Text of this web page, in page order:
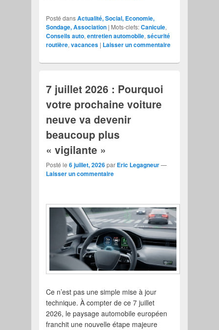
Posté dansActualité, Social, Economie,
Sondage, Association | Mots-clefs:Canicule,
Conseils auto,entretien automobile,sécurité
routière,vacances | Laisser un commentaire
7 juillet 2026 : Pourquoi
votre prochaine voiture
neuve va devenir
beaucoup plus
« vigilante »
Posté le6 juillet, 2026par Eric Legagneur—
Laisser un commentaire
Ce n’est pas une simple mise à jour
technique. À compter de ce 7 juillet
2026, le paysage automobile européen
franchit une nouvelle étape majeure